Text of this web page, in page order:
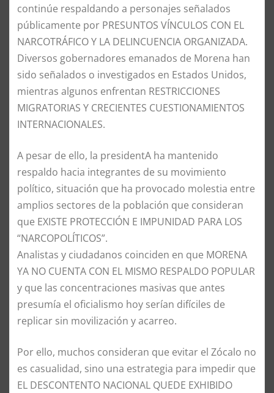
continúe respaldando a personajes señalados
públicamente por PRESUNTOS VÍNCULOS CON EL
NARCOTRÁFICO Y LA DELINCUENCIA ORGANIZADA.
Diversos gobernadores emanados de Morena han
sido señalados o investigados en Estados Unidos,
mientras algunos enfrentan RESTRICCIONES
MIGRATORIAS Y CRECIENTES CUESTIONAMIENTOS
INTERNACIONALES.
A pesar de ello, la presidentA ha mantenido
respaldo hacia integrantes de su movimiento
político, situación que ha provocado molestia entre
amplios sectores de la población que consideran
que EXISTE PROTECCIÓN E IMPUNIDAD PARA LOS
“NARCOPOLÍTICOS”.
Analistas y ciudadanos coinciden en que MORENA
YA NO CUENTA CON EL MISMO RESPALDO POPULAR
y que las concentraciones masivas que antes
presumía el oficialismo hoy serían difíciles de
replicar sin movilización y acarreo.
Por ello, muchos consideran que evitar el Zócalo no
es casualidad, sino una estrategia para impedir que
EL DESCONTENTO NACIONAL QUEDE EXHIBIDO